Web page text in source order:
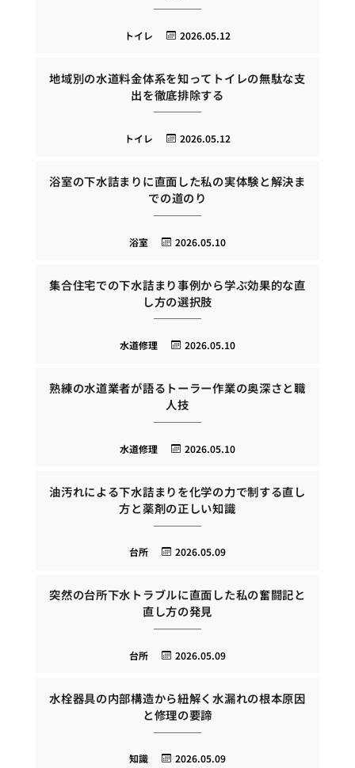
2026.05.12
トイレ
地域別の水道料金体系を知ってトイレの無駄な支
出を徹底排除する
2026.05.12
トイレ
浴室の下水詰まりに直面した私の実体験と解決ま
での道のり
2026.05.10
浴室
集合住宅での下水詰まり事例から学ぶ効果的な直
し方の選択肢
2026.05.10
水道修理
熟練の水道業者が語るトーラー作業の奥深さと職
人技
2026.05.10
水道修理
油汚れによる下水詰まりを化学の力で制する直し
方と薬剤の正しい知識
2026.05.09
台所
突然の台所下水トラブルに直面した私の奮闘記と
直し方の発見
2026.05.09
台所
水栓器具の内部構造から紐解く水漏れの根本原因
と修理の要諦
2026.05.09
知識